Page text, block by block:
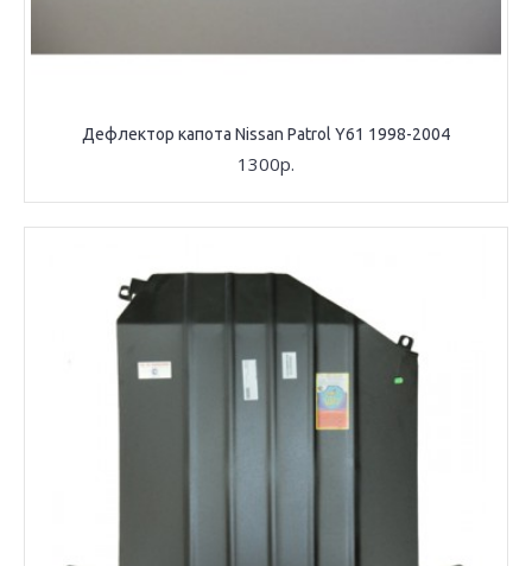
Дефлектор капота Nissan Patrol Y61 1998-2004
1300р.